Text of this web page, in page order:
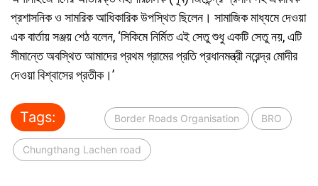
প্রশাসনিক ও সামরিক আধিকারিক উপস্থিত ছিলেন। সামাজিক মাধ্যমে দেওয়া
এক বার্তায় সঞ্জয় শেঠ বলেন, ‘সিকিমে নির্মিত এই সেতু শুধু একটি সেতু নয়, এটি
সীমান্তে অবস্থিত আমাদের প্রথম গ্রামের প্রতি প্রধানমন্ত্রী নরেন্দ্র মোদীর
দেওয়া বিশ্বাসের প্রতীক।’
Tags: Border Roads Organisation BRO
Chungthang Lachen road